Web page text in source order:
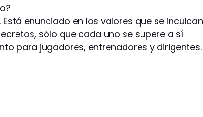
Está enunciado en los valores que se inculcan
sólo que cada uno se supere a sí
para jugadores, entrenadores y dirigentes.